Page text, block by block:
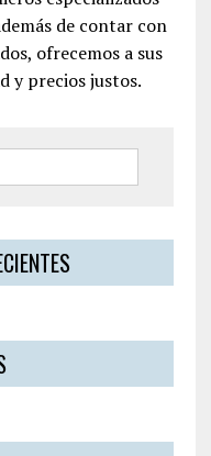
de contar con
ofrecemos a sus
y precios justos.